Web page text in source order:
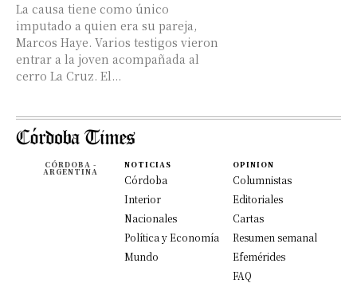
La causa tiene como único
imputado a quien era su pareja,
Marcos Haye. Varios testigos vieron
entrar a la joven acompañada al
cerro La Cruz. El...
CÓRDOBA -
ARGENTINA
NOTICIAS
Córdoba
Interior
Nacionales
Política y Economía
Mundo
OPINION
Columnistas
Editoriales
Cartas
Resumen semanal
Efemérides
FAQ